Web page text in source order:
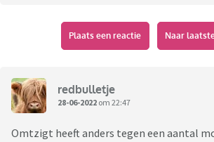
Plaats een reactie Naar
redbulletje
28-06-2022 om 22:47
Omtzigt heeft anders tegen een aantal